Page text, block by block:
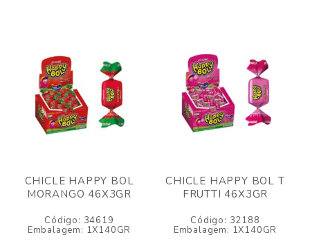
CHICLE HAPPY BOL
MORANGO 46X3GR
Código: 34619
Embalagem: 1X140GR
CHICLE HAPPY BOL T
FRUTTI 46X3GR
Código: 32188
Embalagem: 1X140GR